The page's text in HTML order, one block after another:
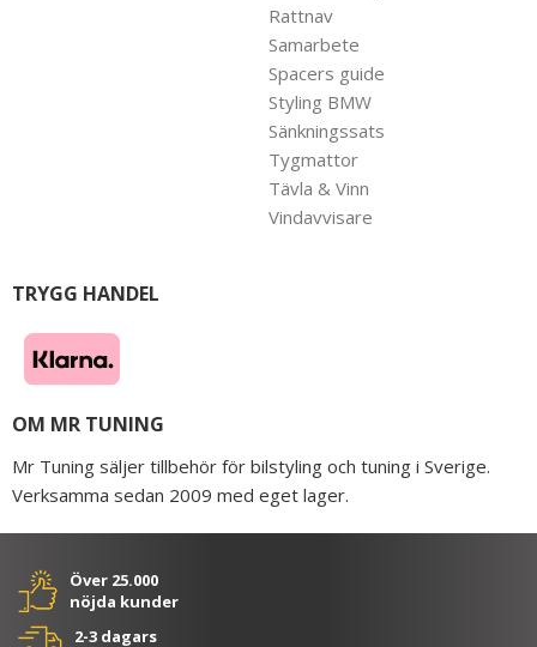
Rattnav
Samarbete
Spacers guide
Styling BMW
Sänkningssats
Tygmattor
Tävla & Vinn
Vindavvisare
TRYGG HANDEL
OM MR TUNING
Mr Tuning säljer tillbehör för bilstyling och tuning i Sverige.
Verksamma sedan 2009 med eget lager.
Över 25.000
nöjda kunder
2-3 dagars